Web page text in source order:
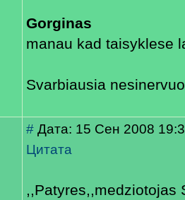
Gorginas
manau kad taisyklese
Svarbiausia
# Дата: 15 Сен 2008
Цитата
,,Patyres,,medziotojas